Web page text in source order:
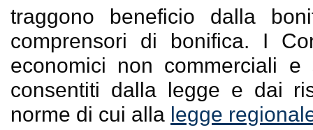
traggono beneficio dalla
comprensori di bonifica. I
economici non commerciali
consentiti dalla legge e dai
norme di cui alla legge